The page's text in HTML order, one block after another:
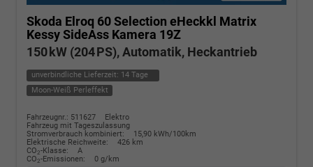
Skoda Elroq 60 Selection eHeckkl Matrix
Kessy SideAss Kamera 19Z
150 kW (204 PS), Automatik, Heckantrieb
unverbindliche Lieferzeit: 14 Tage
Moon-Weiß Perleffekt
Fahrzeugnr.: 511627
Elektro
Fahrzeug mit Tageszulassung
Stromverbrauch kombiniert:
15,90 kWh/100km
Elektrische Reichweite:
426 km
CO2-Klasse:
A
CO2-Emissionen: 0 g/km